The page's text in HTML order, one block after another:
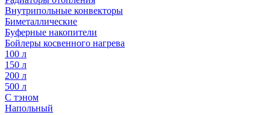
Внутрипольные конвекторы
Биметаллические
Буферные накопители
Бойлеры косвенного нагрева
100 л
150 л
200 л
500 л
С тэном
Напольный